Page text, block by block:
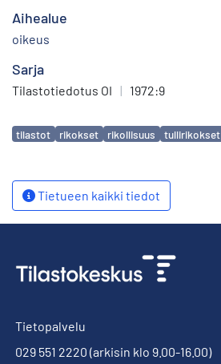
Aihealue
oikeus
Sarja
Tilastotiedotus OI | 1972:9
Avainsanat
tilastot rikokset rikollisuus tullirikokset
Tietueen kaikki tiedot
Tietopalvelu
029 551 2220 (arkisin klo 9.00-16.00)